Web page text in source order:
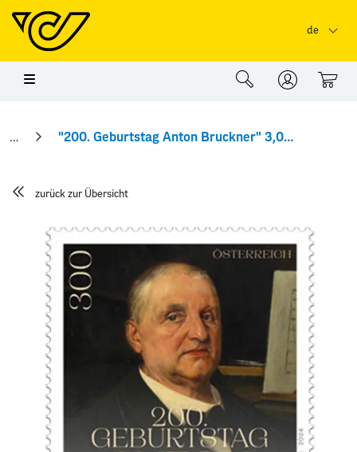
Springe zu Hauptinhalt
de
0
"200. Geburtstag Anton Bruckner" 3,00 Sondermarke
zurück zur Übersicht